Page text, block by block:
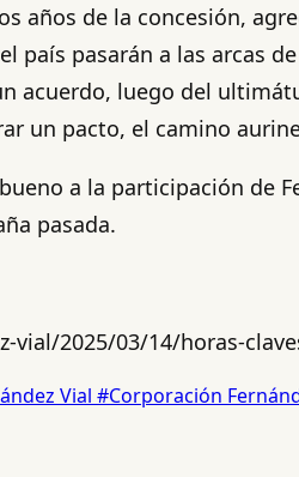
años de la concesión,
país pasarán a las arcas
acuerdo, luego del
un pacto, el camino
a la participación de
pasada.
2025/03/14/horas-
Vial #Corporación